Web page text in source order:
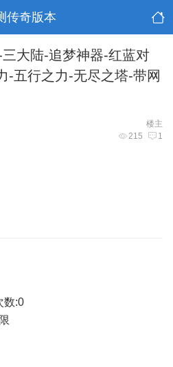
传奇版本
大陆-追梦神器-红蓝对
-五行之力-无尽之塔-带网
楼主
215 1
数:0